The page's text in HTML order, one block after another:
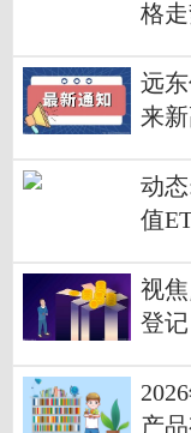
格
远
来
动
值
视
登
产